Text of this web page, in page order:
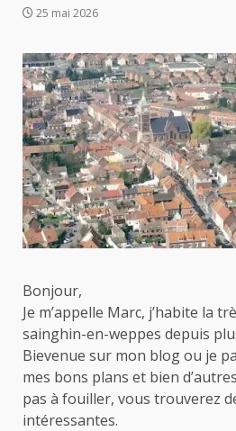
25 mai 2026
Bonjour,
Je m’appelle Marc, j’habite la
sainghin-en-weppes depuis
Bievenue sur mon blog ou je
mes bons plans et bien
pas à fouiller, vous trouverez
intéressantes.